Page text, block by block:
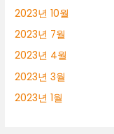
2023년 10월
2023년 7월
2023년 4월
2023년 3월
2023년 1월